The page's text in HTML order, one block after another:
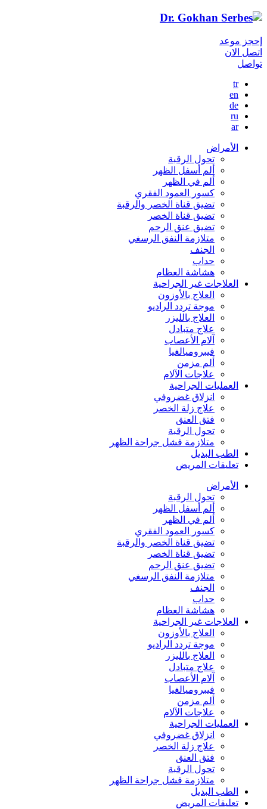
إحجز موعد
اتصل الان
تواصل
tr
en
de
ru
ar
الأمراض
تحول الرقبة
ألم أسفل الظهر
ألم في الظهر
كسور العمود الفقري
تضيق قناة الخصر والرقبة
تضيق قناة الخصر
تضيق عنق الرحم
متلازمة النفق الرسغي
الجنف
حداب
هشاشة العظام
العلاجات غير الجراحية
العلاج بالأوزون
موجة تردد الراديو
العلاج بالليزر
علاج متبادل
آلام الأعصاب
فيبروميالغيا
ألم مزمن
علاجات الآلام
العمليات الجراحية
انزلاق غضروفي
علاج زلة الخصر
فتق العنق
تحول الرقبة
متلازمة فشل جراحة الظهر
الطب البديل
تعليقات المريض
الأمراض
تحول الرقبة
ألم أسفل الظهر
ألم في الظهر
كسور العمود الفقري
تضيق قناة الخصر والرقبة
تضيق قناة الخصر
تضيق عنق الرحم
متلازمة النفق الرسغي
الجنف
حداب
هشاشة العظام
العلاجات غير الجراحية
العلاج بالأوزون
موجة تردد الراديو
العلاج بالليزر
علاج متبادل
آلام الأعصاب
فيبروميالغيا
ألم مزمن
علاجات الآلام
العمليات الجراحية
انزلاق غضروفي
علاج زلة الخصر
فتق العنق
تحول الرقبة
متلازمة فشل جراحة الظهر
الطب البديل
تعليقات المريض